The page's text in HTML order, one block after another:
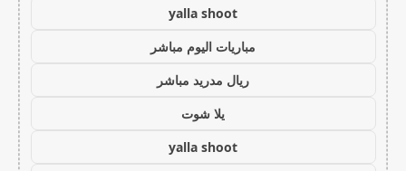
yalla shoot
مباريات اليوم مباشر
ريال مدريد مباشر
يلا شوت
yalla shoot